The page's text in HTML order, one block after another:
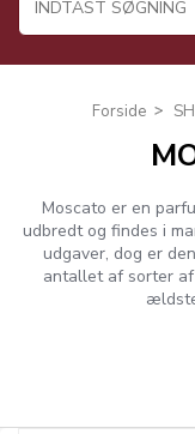
a
i
o
n
Forside
Moscato er en
udbredt og findes i
udgaver, dog er
antallet af sorter